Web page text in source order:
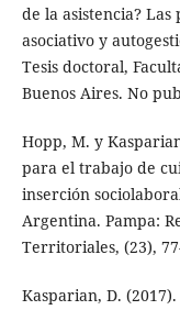
de la asistencia?
asociativo y
Tesis doctoral,
Buenos Aires. No
Hopp, M. y
para el trabajo de
inserción
Argentina. Pampa:
Territoriales, (23),
Kasparian, D.